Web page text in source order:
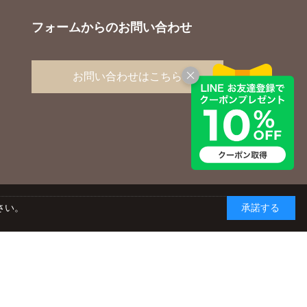
フォームからのお問い合わせ
お問い合わせはこちら
。 承諾する